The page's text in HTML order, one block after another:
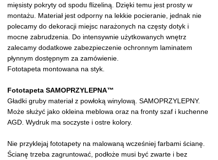
mięsisty pokryty od spodu flizeliną. Dzięki temu jest prosty w
montażu. Materiał jest odporny na lekkie pocieranie, jednak nie
polecamy do dekoracji miejsc narażonych na częsty dotyk i
mocne zabrudzenia. Do intensywnie użytkowanych wnętrz
zalecamy dodatkowe zabezpieczenie ochronnym laminatem
płynnym dostępnym za zamówienie.
Fototapeta montowana na styk.
Fototapeta SAMOPRZYLEPNA™
Gładki gruby materiał z powłoką winylową. SAMOPRZYLEPNY.
Może służyć jako okleina meblowa oraz na fronty szaf i kuchenne
AGD. Wydruk ma soczyste i ostre kolory.
Nie przyklejaj fototapety na malowaną wcześniej farbami ścianę.
Ścianę trzeba zagruntować, podłoże musi być zwarte i bez